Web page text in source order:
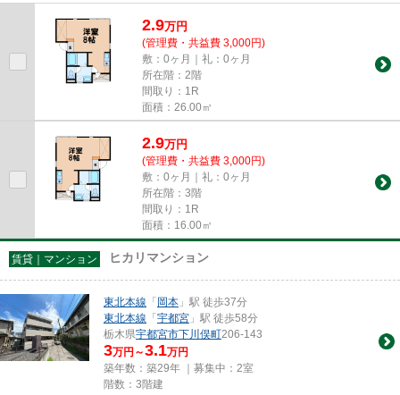
ーズのある、駅徒歩10分の物件...
2.9万円
(管理費・共益費 3,000円)
敷：0ヶ月｜礼：0ヶ月
所在階：2階
間取り：1R
面積：26.00㎡
2.9万円
(管理費・共益費 3,000円)
敷：0ヶ月｜礼：0ヶ月
所在階：3階
間取り：1R
面積：16.00㎡
賃貸｜マンション ヒカリマンション
東北本線 「岡本 」駅 徒歩37分
東北本線 「宇都宮 」駅 徒歩58分
栃木県宇都宮市下川俣町206-143
3万円～3.1万円
築年数：築29年 ｜募集中： 2室
階数：3階建